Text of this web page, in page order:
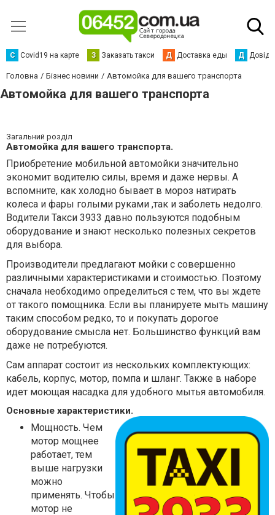
С Сovid19 на карте З Заказать такси Д Доставка еды Д
Головна Бізнес новини Автомойка для вашего транспорта
Автомойка для вашего транспорта
Загальний розділ
Автомойка для вашего транспорта.
Приобретение мобильной автомойки значительно
экономит водителю силы, время и даже нервы. А
вспомните, как холодно бывает в мороз натирать
колеса и фары голыми руками ,так и заболеть недолго.
Водители Такси 3933 давно пользуются подобным
оборудование и знают несколько полезных секретов
для выбора.
Производители предлагают мойки с совершенно
различными характеристиками и стоимостью. Поэтому
сначала необходимо определиться с тем, что вы ждете
от такого помощника. Если вы планируете мыть машину
таким способом редко, то и покупать дорогое
оборудование смысла нет. Большинство функций вам
даже не потребуются.
Сам аппарат состоит из нескольких комплектующих:
кабель, корпус, мотор, помпа и шланг. Также в наборе
идет моющая насадка для удобного мытья автомобиля.
Основные характеристики.
Мощность. Чем
мотор мощнее
работает, тем
выше нагрузки
можно
применять. Чтобы
мотор не